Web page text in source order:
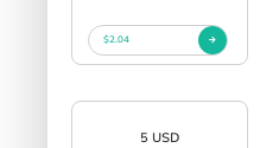
$2.04
5 USD